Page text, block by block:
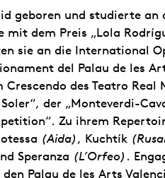
geboren und studierte an
dem Preis „Lola
sie an die International
del Palau de les
des Teatro Real
der „Monteverdi-
Zu ihrem
(Aida), Kuchtík
Speranza (L’Orfeo) .
Palau de les Arts